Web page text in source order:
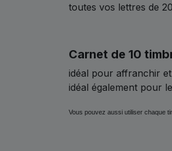
toutes vos lettres de
Carnet de 10
idéal pour affranchir
idéal également pour
Vous pouvez aussi utiliser chaque